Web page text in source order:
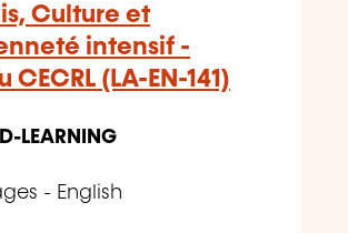
Culture et
intensif -
CECRL (LA-EN-141)
LEARNING
- English